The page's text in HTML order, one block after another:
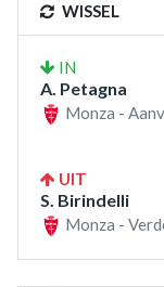
WISSEL
IN
A. Petagna
Monza -
UIT
S. Birindelli
Monza -